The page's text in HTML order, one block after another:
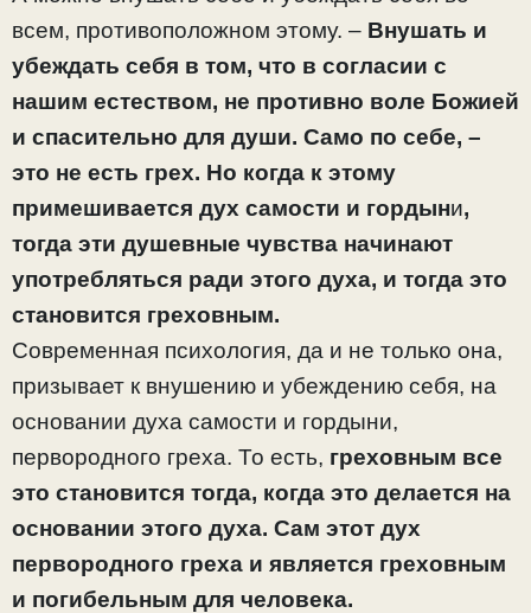
всем, противоположном этому. – Внушать и
убеждать себя в том, что в согласии с
нашим естеством, не противно воле Божией
и спасительно для души. Само по себе, –
это не есть грех. Но когда к этому
примешивается дух самости и гордыни,
тогда эти душевные чувства начинают
употребляться ради этого духа, и тогда это
становится греховным.
Современная психология, да и не только она,
призывает к внушению и убеждению себя, на
основании духа самости и гордыни,
первородного греха. То есть, греховным все
это становится тогда, когда это делается на
основании этого духа. Сам этот дух
первородного греха и является греховным
и погибельным для человека.